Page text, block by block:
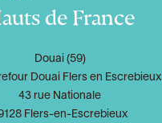
de France
Douai (59)
Douai Flers en Escrebieux
43 rue Nationale
Flers-en-Escrebieux